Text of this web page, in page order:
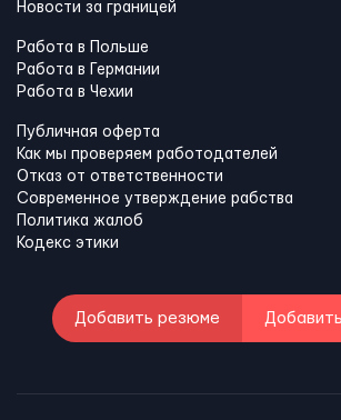
Новости за границей
Работа в Польше
Работа в Германии
Работа в Чехии
Публичная оферта
Как мы проверяем работодателей
Отказ от ответственности
Современное утверждение рабства
Политика жалоб
Кодекс этики
Добавить резюме